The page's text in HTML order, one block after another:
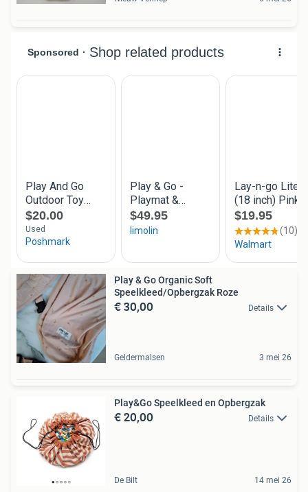
Play & Go Organic Soft
Speelkleed/Opbergzak Roze
€ 30,00 Details
Geldermalsen 3 mei 26
Play&Go Speelkleed en Opbergzak
€ 20,00 Details
De Bilt 14 mei 26